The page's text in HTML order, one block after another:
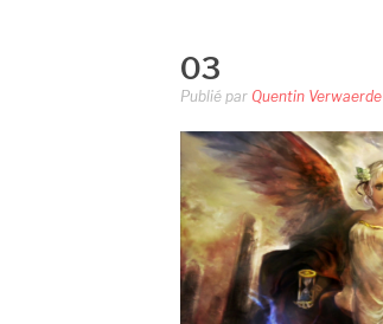
03
Publié par Quentin Verwaerde